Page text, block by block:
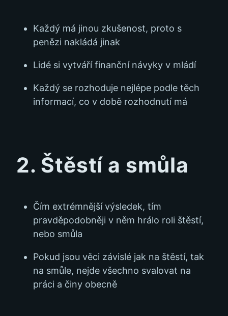
Každý má jinou zkušenost, proto s
penězi nakládá jinak
Lidé si vytváří finanční návyky v mládí
Každý se rozhoduje nejlépe podle těch
informací, co v době rozhodnutí má
2. Štěstí a smůla
Čím extrémnější výsledek, tím
pravděpodobněji v něm hrálo roli štěstí,
nebo smůla
Pokud jsou věci závislé jak na štěstí, tak
na smůle, nejde všechno svalovat na
práci a činy obecně